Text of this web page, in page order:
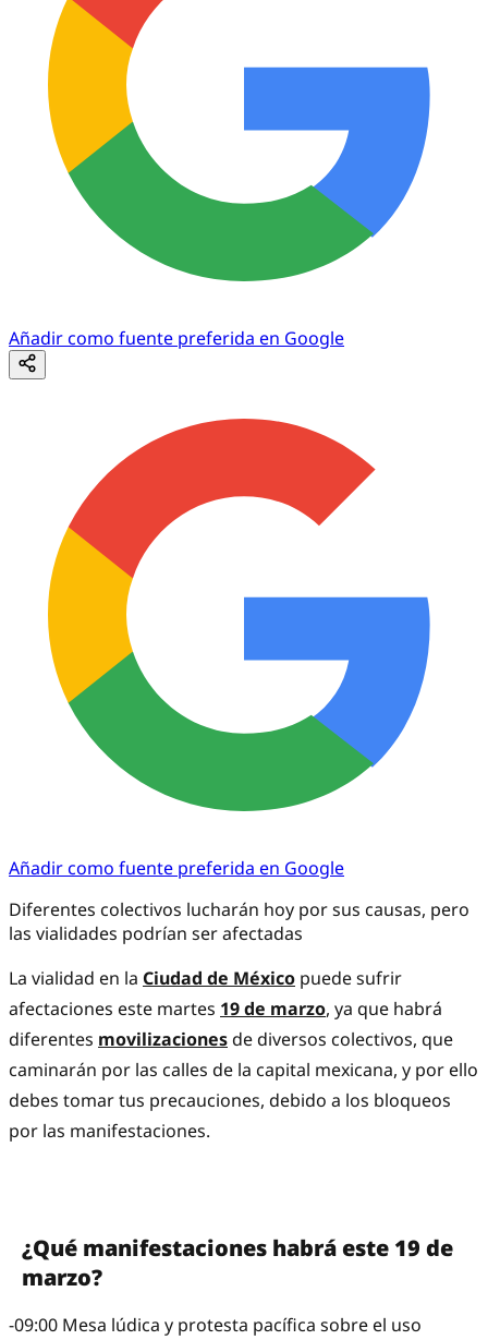
Añadir como fuente preferida en Google
Añadir como fuente preferida en Google
Diferentes colectivos lucharán hoy por sus causas, pero
las vialidades podrían ser afectadas
La vialidad en la Ciudad de México puede sufrir
afectaciones este martes 19 de marzo, ya que habrá
diferentes movilizacionesde diversos colectivos, que
caminarán por las calles de la capital mexicana, y por ello
debes tomar tus precauciones, debido a los bloqueos
por las manifestaciones.
¿Qué manifestaciones habrá este 19 de
marzo?
-09:00 Mesa lúdica y protesta pacífica sobre el uso